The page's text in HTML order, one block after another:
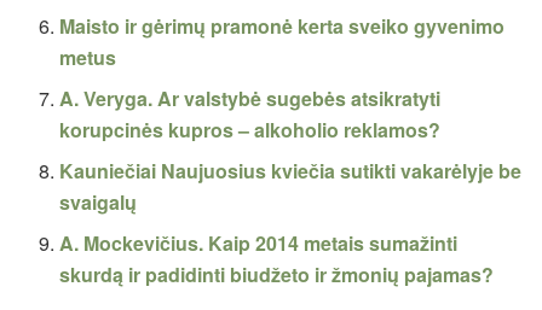
Maisto ir gėrimų pramonė kerta sveiko gyvenimo
metus
A. Veryga. Ar valstybė sugebės atsikratyti
korupcinės kupros – alkoholio reklamos?
Kauniečiai Naujuosius kviečia sutikti vakarėlyje be
svaigalų
A. Mockevičius. Kaip 2014 metais sumažinti
skurdą ir padidinti biudžeto ir žmonių pajamas?